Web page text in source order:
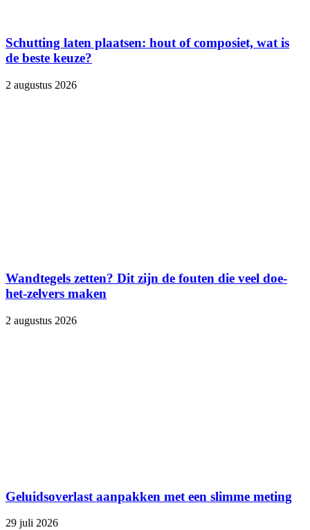
Schutting laten plaatsen: hout of composiet, wat is
de beste keuze?
2 augustus 2026
Wandtegels zetten? Dit zijn de fouten die veel doe-
het-zelvers maken
2 augustus 2026
Geluidsoverlast aanpakken met een slimme meting
29 juli 2026